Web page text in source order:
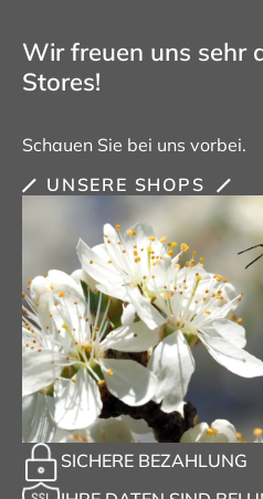
Wir freuen uns sehr
Stores!
Schauen Sie bei uns vorbei.
UNSERE SHOPS
SICHERE BEZAHLUNG